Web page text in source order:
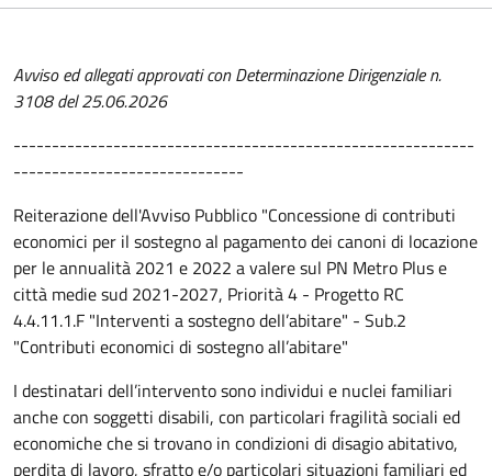
Avviso ed allegati approvati con Determinazione Dirigenziale n.
3108 del 25.06.2026
------------------------------------------------------------
------------------------------
Reiterazione dell'Avviso Pubblico "Concessione di contributi
economici per il sostegno al pagamento dei canoni di locazione
per le annualità 2021 e 2022 a valere sul PN Metro Plus e
città medie sud 2021-2027, Priorità 4 - Progetto RC
4.4.11.1.F "Interventi a sostegno dell’abitare" - Sub.2
"Contributi economici di sostegno all’abitare"
I destinatari dell’intervento sono individui e nuclei familiari
anche con soggetti disabili, con particolari fragilità sociali ed
economiche che si trovano in condizioni di disagio abitativo,
perdita di lavoro, sfratto e/o particolari situazioni familiari ed